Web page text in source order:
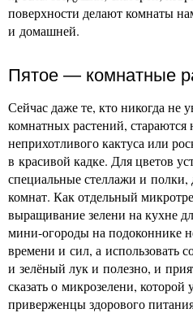
поверхности делают комнаты
и домашней.
Пятое — комнатные
Сейчас даже те, кто никогда не
комнатных растений, стараются
неприхотливого кактуса или
в красивой кадке. Для цветов
специальные стеллажи и полки,
комнат. Как отдельный
выращивание зелени на кухне
мини-огороды на подоконнике
времени и сил, а использовать
и зелёный лук и полезно, и
сказать о микрозелени, которой
приверженцы здорового